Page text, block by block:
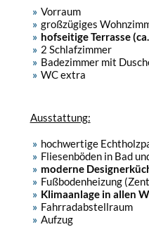
Vorraum
großzügiges
hofseitige Terrasse
2 Schlafzimmer
Badezimmer mit
WC extra
Ausstattung:
hochwertige
Fliesenböden in Bad
moderne
Fußbodenheizung
Klimaanlage in allen
Fahrradabstellraum
Aufzug